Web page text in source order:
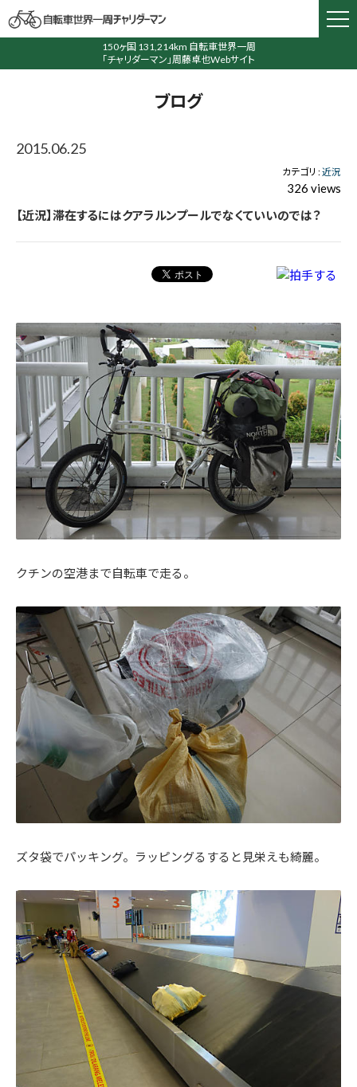
150ヶ国 131,214km 自転車世界一周
「チャリダーマン」周藤卓也Webサイト
ブログ
2015.06.25
カテゴリ :近況
326 views
【近況】滞在するにはクアラルンプールでなくていいのでは？
クチンの空港まで自転車で走る。
ズタ袋でパッキング。ラッピングるすると見栄えも綺麗。